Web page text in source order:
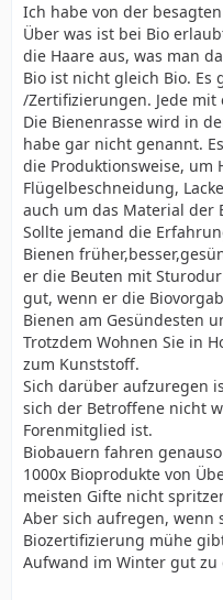
Ich habe von der
Über was ist bei Bio
die Haare aus, was man
Bio ist nicht gleich Bio. Es
/Zertifizierungen. Jede mit
Die Bienenrasse wird in
habe gar nicht genannt.
die Produktionsweise, um
Flügelbeschneidung,
auch um das Material der
Sollte jemand die
Bienen
er die Beuten mit
gut, wenn er die
Bienen am Gesündesten
Trotzdem Wohnen Sie in
zum Kunststoff.
Sich darüber aufzuregen
sich der Betroffene nicht
Forenmitglied ist.
Biobauern fahren
1000x Bioprodukte von
meisten Gifte nicht
Aber sich aufregen, wenn
Biozertifizierung mühe
Aufwand im Winter gut zu